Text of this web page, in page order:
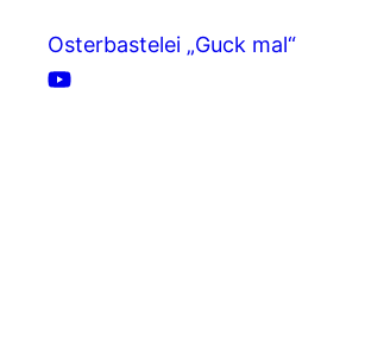
Osterbastelei „Guck mal“